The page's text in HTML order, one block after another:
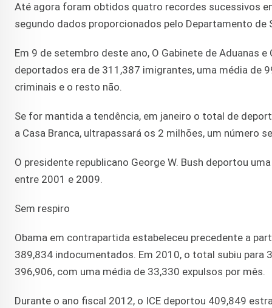
Até agora foram obtidos quatro recordes sucessivos
segundo dados proporcionados pelo Departamento de
Em 9 de setembro deste ano, O Gabinete de Aduanas
deportados era de 311,387 imigrantes, uma média de
criminais e o resto não.
Se for mantida a tendência, em janeiro o total de
a Casa Branca, ultrapassará os 2 milhões, um número
O presidente republicano George W. Bush deportou
entre 2001 e 2009.
Sem respiro
Obama em contrapartida estabeleceu precedente a
389,834 indocumentados. Em 2010, o total subiu para
396,906, com uma média de 33,330 expulsos por mês.
Durante o ano fiscal 2012, o ICE deportou 409,849